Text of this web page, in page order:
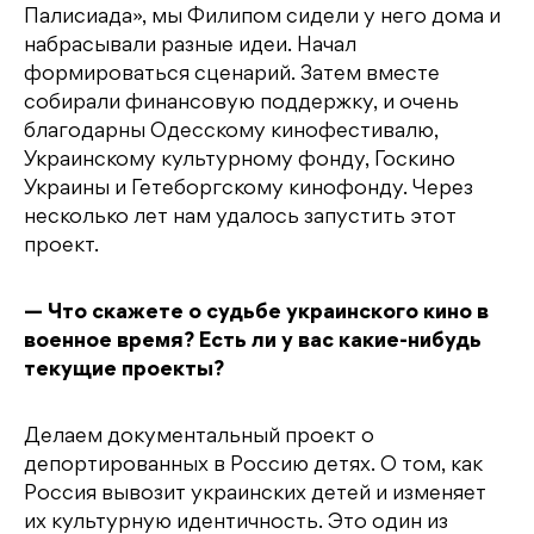
Палисиада», мы Филипом сидели у него дома и
набрасывали разные идеи. Начал
формироваться сценарий. Затем вместе
собирали финансовую поддержку, и очень
благодарны Одесскому кинофестивалю,
Украинскому культурному фонду, Госкино
Украины и Гетеборгскому кинофонду. Через
несколько лет нам удалось запустить этот
проект.
— Что скажете о судьбе украинского кино в
военное время? Есть ли у вас какие-нибудь
текущие проекты?
Делаем документальный проект о
депортированных в Россию детях. О том, как
Россия вывозит украинских детей и изменяет
их культурную идентичность. Это один из